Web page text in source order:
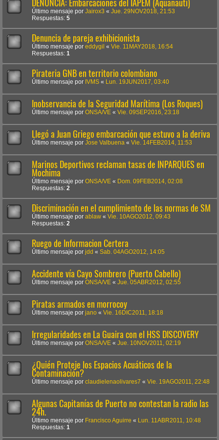
DENUNCIA: Embarcaciones del IAPEM (Aquanauti)
Último mensaje por Jairox3 « Jue. 29NOV2018, 21:53
Respuestas: 5
Denuncia de pareja exhibicionista
Último mensaje por eddygil « Vie. 11MAY2018, 16:54
Respuestas: 1
Pirateria GNB en territorio colombiano
Último mensaje por IVMS « Lun. 19JUN2017, 03:40
Inobservancia de la Seguridad Marítima (Los Roques)
Último mensaje por ONSA/VE « Vie. 09SEP2016, 23:18
Llegó a Juan Griego embarcación que estuvo a la deriva
Último mensaje por Jose Valbuena « Vie. 14FEB2014, 11:53
Marinos Deportivos reclaman tasas de INPARQUES en
Mochima
Último mensaje por ONSA/VE « Dom. 09FEB2014, 02:08
Respuestas: 2
Discriminación en el cumplimiento de las normas de SM
Último mensaje por ablaw « Vie. 10AGO2012, 09:43
Respuestas: 2
Ruego de Informacion Certera
Último mensaje por jdd « Sab. 04AGO2012, 14:05
Accidente vía Cayo Sombrero (Puerto Cabello)
Último mensaje por ONSA/VE « Jue. 05ABR2012, 02:55
Piratas armados en morrocoy
Último mensaje por jano « Vie. 16DIC2011, 18:18
Irregularidades en La Guaira con el HSS DISCOVERY
Último mensaje por ONSA/VE « Jue. 10NOV2011, 02:19
¿Quién Proteje los Espacios Acuáticos de la
Contaminación?
Último mensaje por claudielenaolivares7 « Vie. 19AGO2011, 22:48
Algunas Capitanías de Puerto no contestan la radio las
24h.
Último mensaje por Francisco Aguirre «
Lun. 11ABR2011, 10:48
Respuestas: 1